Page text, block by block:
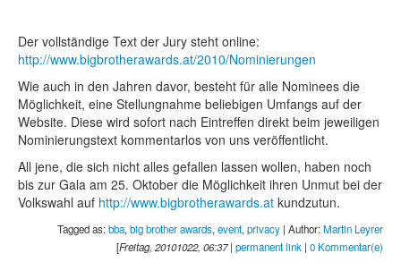
Der vollständige Text der Jury steht online:
http://www.bigbrotherawards.at/2010/Nominierungen
Wie auch in den Jahren davor, besteht für alle Nominees die
Möglichkeit, eine Stellungnahme beliebigen Umfangs auf der
Website. Diese wird sofort nach Eintreffen direkt beim jeweiligen
Nominierungstext kommentarlos von uns veröffentlicht.
All jene, die sich nicht alles gefallen lassen wollen, haben noch
bis zur Gala am 25. Oktober die Möglichkeit ihren Unmut bei der
Volkswahl auf http://www.bigbrotherawards.at kundzutun.
Tagged as:bba, big brother awards, event, privacy | Author:Martin Leyrer
[Freitag, 20101022, 06:37| permanent link | 0 Kommentar(e)